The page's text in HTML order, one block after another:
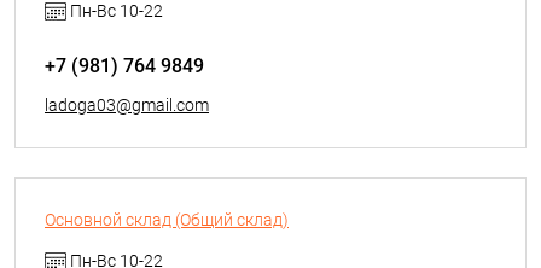
В магазине можно приобрести обувь, сумки и
средства для обуви Salamander, Gino Rossi, Collonil).
Пн-Вс 10-22
+7 (981) 764 9849
ladoga03@gmail.com
Основной склад (Общий склад)
Пн-Вс 10-22